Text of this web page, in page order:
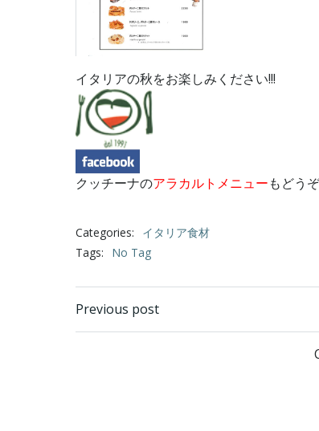
イタリアの秋をお楽しみください!!!
クッチーナのアラカルトメニューもどうぞ
Categories:
イタリア食材
Tags:
No Tag
Post
Previous post